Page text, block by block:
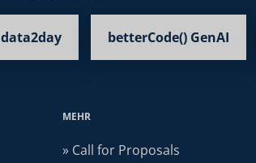
data2day betterCode() GenAI
MEHR
» Call for Proposals